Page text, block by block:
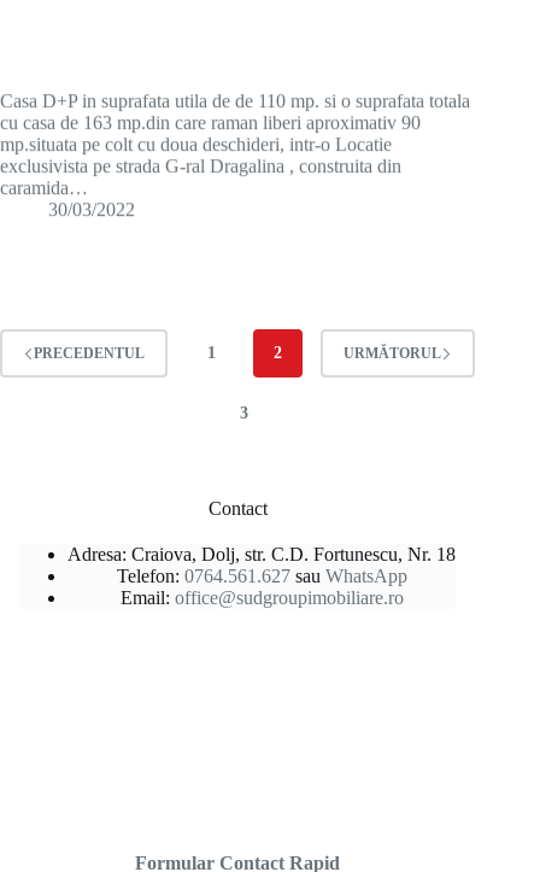
Casa D+P in suprafata utila de de 110 mp. si o suprafata totala
cu casa de 163 mp.din care raman liberi aproximativ 90
mp.situata pe colt cu doua deschideri, intr-o Locatie
exclusivista pe strada G-ral Dragalina , construita din
caramida…
30/03/2022
PRECEDENTUL 1 2
3
URMĂTORUL
Contact
Adresa: Craiova, Dolj, str. C.D. Fortunescu, Nr. 18
Telefon: 0764.561.627sau WhatsApp
Email: office@sudgroupimobiliare.ro
Formular Contact Rapid